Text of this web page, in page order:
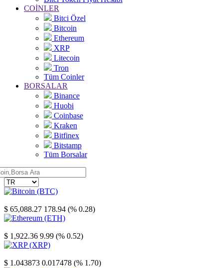
COİNLER
Bitci Özel
Bitcoin
Ethereum
XRP
Litecoin
Tron
Tüm Coinler
BORSALAR
Binance
Huobi
Coinbase
Kraken
Bitfinex
Bitstamp
Tüm Borsalar
$ 65,088.27 178.94 (% 0.28)
$ 1,922.36 9.99 (% 0.52)
$ 1.043873 0.017478 (% 1.70)